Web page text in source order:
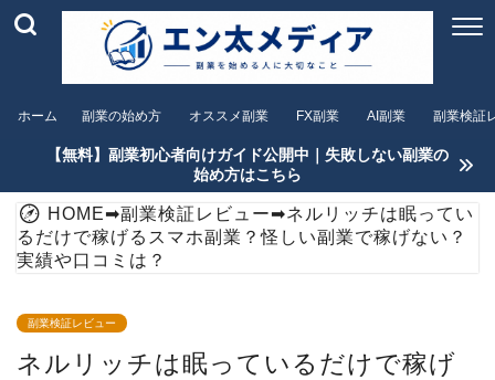
ホーム 副業の始め方 オススメ副業 FX副業 AI副業 副業検証
【無料】副業初心者向けガイド公開中｜失敗しない副業の
始め方はこちら
HOME➡副業検証レビュー➡ネルリッチは眠ってい
るだけで稼げるスマホ副業？怪しい副業で稼げない？
実績や口コミは？
副業検証レビュー
ネルリッチは眠っているだけで稼げ